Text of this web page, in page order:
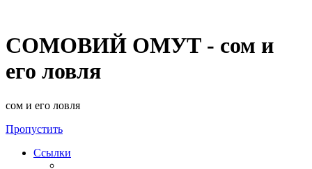
СОМОВИЙ ОМУТ - сом и
его ловля
сом и его ловля
Пропустить
Ссылки